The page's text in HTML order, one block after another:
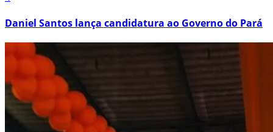
Daniel Santos lança candidatura ao Governo do Pará